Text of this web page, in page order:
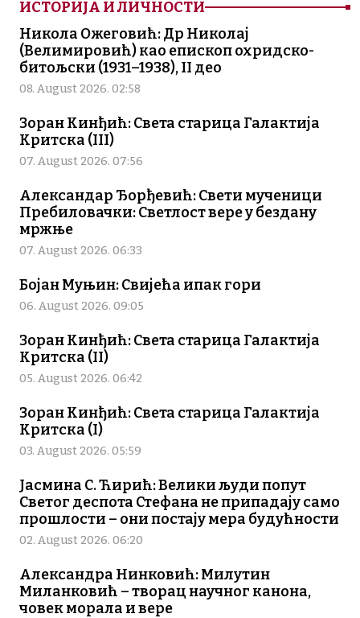
ИСТОРИЈА И ЛИЧНОСТИ
Никола Ожеговић: Др Николај
(Велимировић) као епископ охридско-
битољски (1931–1938), II део
08. August 2026. 02:58
Зоран Кинђић: Света старица Галактија
Критска (III)
07. August 2026. 07:56
Александар Ђорђевић: Свети мученици
Пребиловачки: Светлост вере у бездану
мржње
07. August 2026. 06:33
Бојан Муњин: Свијећа ипак гори
06. August 2026. 09:05
Зоран Кинђић: Света старица Галактија
Критска (II)
05. August 2026. 06:42
Зоран Кинђић: Света старица Галактија
Критска (I)
03. August 2026. 05:59
Јасмина С. Ћирић: Велики људи попут
Светог деспота Стефана не припадају само
прошлости – они постају мера будућности
02. August 2026. 06:20
Александра Нинковић: Милутин
Миланковић – творац научног канона,
човек морала и вере